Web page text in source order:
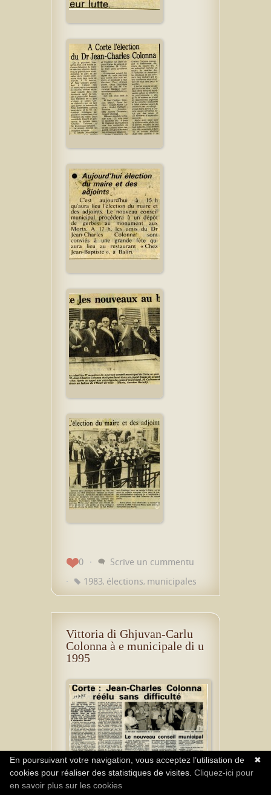
0
Scrive un cummentu
1983, élections, municipales
Vittoria di Ghjuvan-Carlu
Colonna à e municipale di u
1995
✖
En poursuivant votre navigation, vous acceptez l’utilisation de
cookies pour réaliser des statistiques de visites. Cliquez-ici pour
en savoir plus sur les cookies